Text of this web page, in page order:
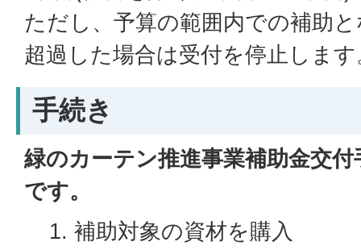
ただし、予算の範囲内での補助
超過した場合は受付を停止します
手続き
緑のカーテン推進事業補助金交
です。
補助対象の資材を購入